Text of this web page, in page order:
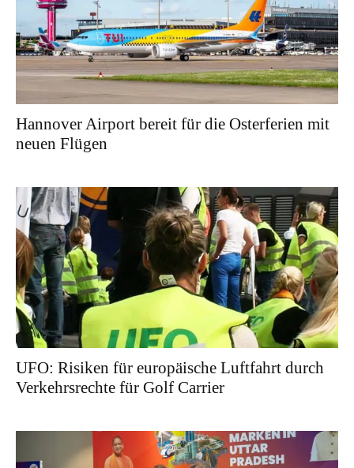
Hannover Airport bereit für die Osterferien mit
neuen Flügen
UFO: Risiken für europäische Luftfahrt durch
Verkehrsrechte für Golf Carrier